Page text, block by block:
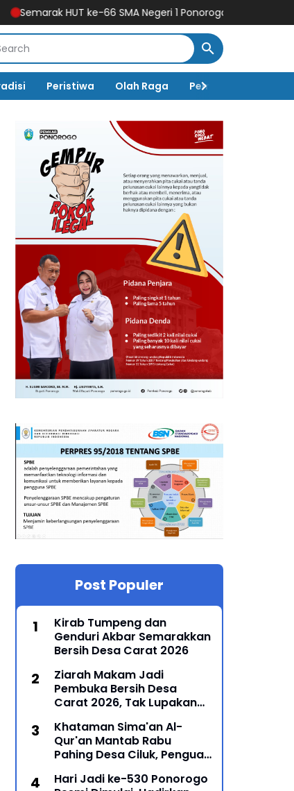
66 SMA Negeri 1 Ponorogo Ditutup Meriah dengan Jalan
Peristiwa Olah Raga Pembangunan
Post Populer
Kirab Tumpeng dan
Genduri Akbar Semarakkan
Bersih Desa Carat 2026
Ziarah Makam Jadi
Pembuka Bersih Desa
Carat 2026, Tak Lupakan
Khataman Sima'an Al-
Qur'an Mantab Rabu
Pahing Desa Ciluk, Penguat
Umat di Kecamatan
Hari Jadi ke-530 Ponorogo